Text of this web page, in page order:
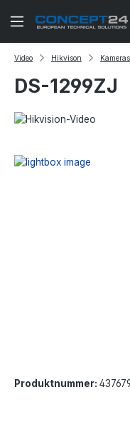
Zum Hauptinhalt springen
Video Hikvison Kameras
DS-1299ZJ
Produktnummer: